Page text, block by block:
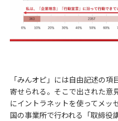
「みんオピ」には自由記述の
寄せられる。そこで出された意
にイントラネットを使ってメッ
国の事業所で行われる「取締役